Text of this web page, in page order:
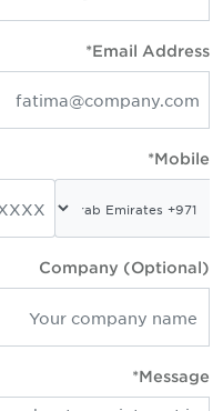
Email Address*
Mobile*
Company (Optional)
Message*